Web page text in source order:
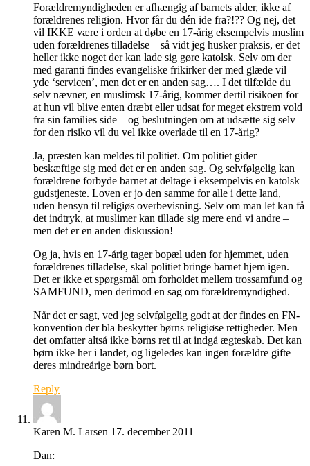
Forældremyndigheden er afhængig af barnets alder, ikke af
forældrenes religion. Hvor får du dén ide fra?!?? Og nej, det
vil IKKE være i orden at døbe en 17-årig eksempelvis muslim
uden forældrenes tilladelse – så vidt jeg husker praksis, er det
heller ikke noget der kan lade sig gøre katolsk. Selv om der
med garanti findes evangeliske frikirker der med glæde vil
yde ‘servicen’, men det er en anden sag…. I det tilfælde du
selv nævner, en muslimsk 17-årig, kommer dertil risikoen for
at hun vil blive enten dræbt eller udsat for meget ekstrem vold
fra sin families side – og beslutningen om at udsætte sig selv
for den risiko vil du vel ikke overlade til en 17-årig?
Ja, præsten kan meldes til politiet. Om politiet gider
beskæftige sig med det er en anden sag. Og selvfølgelig kan
forældrene forbyde barnet at deltage i eksempelvis en katolsk
gudstjeneste. Loven er jo den samme for alle i dette land,
uden hensyn til religiøs overbevisning. Selv om man let kan få
det indtryk, at muslimer kan tillade sig mere end vi andre –
men det er en anden diskussion!
Og ja, hvis en 17-årig tager bopæl uden for hjemmet, uden
forældrenes tilladelse, skal politiet bringe barnet hjem igen.
Det er ikke et spørgsmål om forholdet mellem trossamfund og
SAMFUND, men derimod en sag om forældremyndighed.
Når det er sagt, ved jeg selvfølgelig godt at der findes en FN-
konvention der bla beskytter børns religiøse rettigheder. Men
det omfatter altså ikke børns ret til at indgå ægteskab. Det kan
børn ikke her i landet, og ligeledes kan ingen forældre gifte
deres mindreårige børn bort.
Reply
Karen M. Larsen 17. december 2011
Dan: